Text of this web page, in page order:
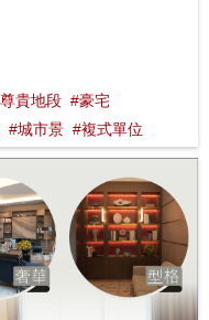
貴地段 #豪宅
#城市景 #複式單位